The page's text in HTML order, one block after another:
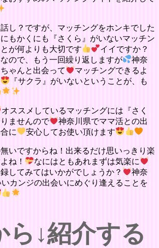
し？ですが、マッチングをホンキでした
もかくにも『さくら』がいないマッチン
が何よりも大切です
イイですか？
ので、もう一回繰り返しますが
神奈
ゃんと出会って
マッチングできるよ
『サクラ』がいないということが、も
オススメしているマッチングには『さく
ませんので
神奈川県でママ活との出
に
安心してお使い頂けます
いですからね！出来るだけ思いっきり楽
ね！
なにはともあれまずは気楽に
してみてはいかがでしょうか？
神奈
いカンジの出会いにめぐり逢えることを
ら↓紹介する